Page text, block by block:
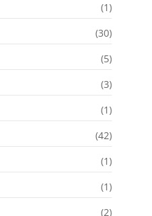
(1)
(30)
(5)
(3)
(1)
(42)
(1)
(1)
(2)